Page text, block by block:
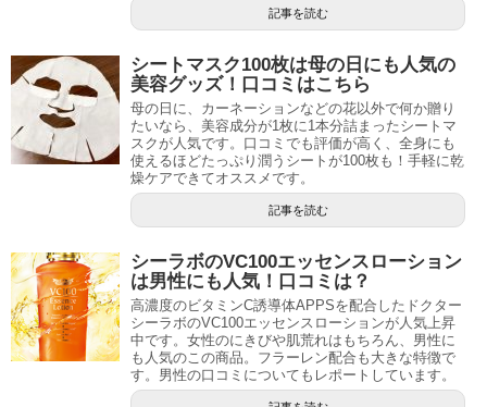
記事を読む
シートマスク100枚は母の日にも人気の
美容グッズ！口コミはこちら
母の日に、カーネーションなどの花以外で何か贈り
たいなら、美容成分が1枚に1本分詰まったシートマ
スクが人気です。口コミでも評価が高く、全身にも
使えるほどたっぷり潤うシートが100枚も！手軽に乾
燥ケアできてオススメです。
記事を読む
シーラボのVC100エッセンスローション
は男性にも人気！口コミは？
高濃度のビタミンC誘導体APPSを配合したドクター
シーラボのVC100エッセンスローションが人気上昇
中です。女性のにきびや肌荒れはもちろん、男性に
も人気のこの商品。フラーレン配合も大きな特徴で
す。男性の口コミについてもレポートしています。